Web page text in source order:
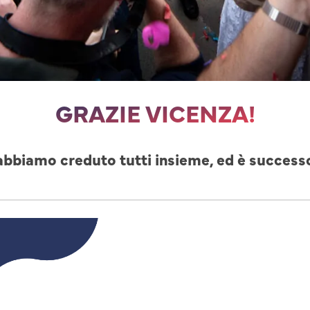
GRAZIE VICENZA!
creduto tutti insieme, ed è